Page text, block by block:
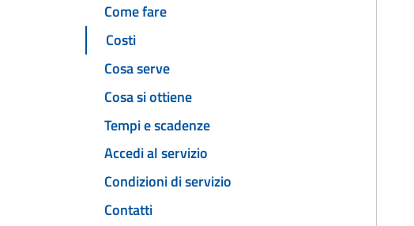
Come fare
Costi
Cosa serve
Cosa si ottiene
Tempi e scadenze
Accedi al servizio
Condizioni di servizio
Contatti